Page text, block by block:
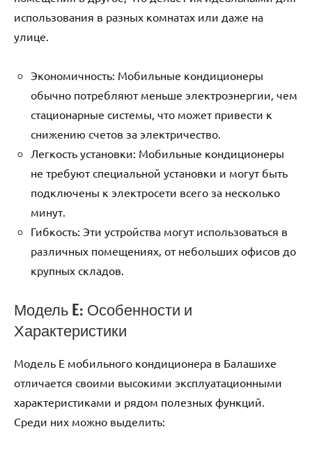
использования в разных комнатах или даже на
улице.
Экономичность: Мобильные кондиционеры
обычно потребляют меньше электроэнергии‚ чем
стационарные системы‚ что может привести к
снижению счетов за электричество.
Легкость установки: Мобильные кондиционеры
не требуют специальной установки и могут быть
подключены к электросети всего за несколько
минут.
Гибкость: Эти устройства могут использоваться в
различных помещениях‚ от небольших офисов до
крупных складов.
Модель E: Особенности и
Характеристики
Модель E мобильного кондиционера в Балашихе
отличается своими высокими эксплуатационными
характеристиками и рядом полезных функций.
Среди них можно выделить: